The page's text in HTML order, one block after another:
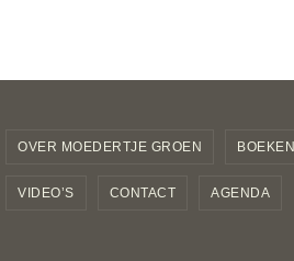
OVER MOEDERTJE GROEN BOEKEN
VIDEO’S CONTACT AGENDA